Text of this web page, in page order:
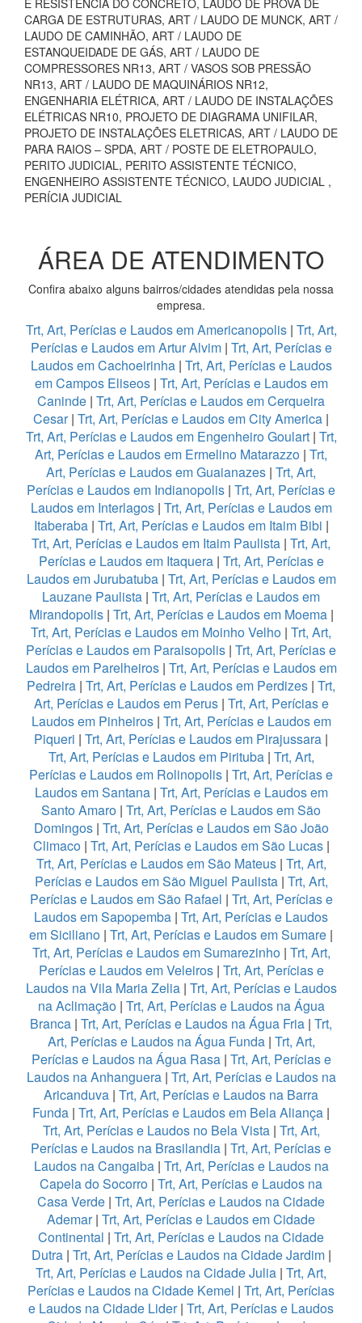
E RESISTÊNCIA DO CONCRETO, LAUDO DE PROVA DE
CARGA DE ESTRUTURAS, ART / LAUDO DE MUNCK, ART /
LAUDO DE CAMINHÃO, ART / LAUDO DE
ESTANQUEIDADE DE GÁS, ART / LAUDO DE
COMPRESSORES NR13, ART / VASOS SOB PRESSÃO
NR13, ART / LAUDO DE MAQUINÁRIOS NR12,
ENGENHARIA ELÉTRICA, ART / LAUDO DE INSTALAÇÕES
ELÉTRICAS NR10, PROJETO DE DIAGRAMA UNIFILAR,
PROJETO DE INSTALAÇÕES ELETRICAS, ART / LAUDO DE
PARA RAIOS – SPDA, ART / POSTE DE ELETROPAULO,
PERITO JUDICIAL, PERITO ASSISTENTE TÉCNICO,
ENGENHEIRO ASSISTENTE TÉCNICO, LAUDO JUDICIAL ,
PERÍCIA JUDICIAL
ÁREA DE ATENDIMENTO
Confira abaixo alguns bairros/cidades atendidas pela nossa
empresa.
Trt, Art, Perícias e Laudos em Americanopolis | Trt, Art,
Perícias e Laudos em Artur Alvim | Trt, Art, Perícias e
Laudos em Cachoeirinha| Trt, Art, Perícias e Laudos
em Campos Eliseos | Trt, Art, Perícias e Laudos em
Caninde | Trt, Art, Perícias e Laudos em Cerqueira
Cesar| Trt, Art, Perícias e Laudos em City America |
Trt, Art, Perícias e Laudos em Engenheiro Goulart | Trt,
Art, Perícias e Laudos em Ermelino Matarazzo | Trt,
Art, Perícias e Laudos em Guaianazes | Trt, Art,
Perícias e Laudos em Indianopolis | Trt, Art, Perícias e
Laudos em Interlagos| Trt, Art, Perícias e Laudos em
Itaberaba| Trt, Art, Perícias e Laudos em Itaim Bibi |
Trt, Art, Perícias e Laudos em Itaim Paulista | Trt, Art,
Perícias e Laudos em Itaquera| Trt, Art, Perícias e
Laudos em Jurubatuba| Trt, Art, Perícias e Laudos em
Lauzane Paulista | Trt, Art, Perícias e Laudos em
Mirandopolis| Trt, Art, Perícias e Laudos em Moema|
Trt, Art, Perícias e Laudos em Moinho Velho | Trt, Art,
Perícias e Laudos em Paraisopolis | Trt, Art, Perícias e
Laudos em Parelheiros| Trt, Art, Perícias e Laudos em
Pedreira | Trt, Art, Perícias e Laudos em Perdizes | Trt,
Art, Perícias e Laudos em Perus| Trt, Art, Perícias e
Laudos em Pinheiros| Trt, Art, Perícias e Laudos em
Piqueri | Trt, Art, Perícias e Laudos em Pirajussara |
Trt, Art, Perícias e Laudos em Pirituba| Trt, Art,
Perícias e Laudos em Rolinopolis | Trt, Art, Perícias e
Laudos em Santana| Trt, Art, Perícias e Laudos em
Santo Amaro | Trt, Art, Perícias e Laudos em São
Domingos| Trt, Art, Perícias e Laudos em São João
Climaco| Trt, Art, Perícias e Laudos em São Lucas|
Trt, Art, Perícias e Laudos em São Mateus | Trt, Art,
Perícias e Laudos em São Miguel Paulista| Trt, Art,
Perícias e Laudos em São Rafael | Trt, Art, Perícias e
Laudos em Sapopemba | Trt, Art, Perícias e Laudos
em Siciliano | Trt, Art, Perícias e Laudos em Sumare |
Trt, Art, Perícias e Laudos em Sumarezinho| Trt, Art,
Perícias e Laudos em Veleiros| Trt, Art, Perícias e
Laudos na Vila Maria Zelia| Trt, Art, Perícias e Laudos
na Aclimação| Trt, Art, Perícias e Laudos na Água
Branca | Trt, Art, Perícias e Laudos na Água Fria | Trt,
Art, Perícias e Laudos na Água Funda| Trt, Art,
Perícias e Laudos na Água Rasa | Trt, Art, Perícias e
Laudos na Anhanguera| Trt, Art, Perícias e Laudos na
Aricanduva | Trt, Art, Perícias e Laudos na Barra
Funda | Trt, Art, Perícias e Laudos em Bela Aliança |
Trt, Art, Perícias e Laudos no Bela Vista| Trt, Art,
Perícias e Laudos na Brasilandia | Trt, Art, Perícias e
Laudos na Cangaiba| Trt, Art, Perícias e Laudos na
Capela do Socorro | Trt, Art, Perícias e Laudos na
Casa Verde | Trt, Art, Perícias e Laudos na Cidade
Ademar| Trt, Art, Perícias e Laudos em Cidade
Continental | Trt, Art, Perícias e Laudos na Cidade
Dutra | Trt, Art, Perícias e Laudos na Cidade Jardim|
Trt, Art, Perícias e Laudos na Cidade Julia | Trt, Art,
Perícias e Laudos na Cidade Kemel | Trt, Art, Perícias
e Laudos na Cidade Lider| Trt, Art, Perícias e Laudos